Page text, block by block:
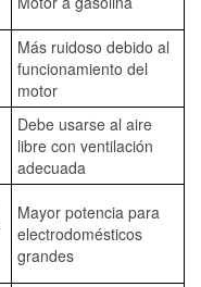
Más ruidoso debido al
funcionamiento del
motor
Debe usarse al aire
libre con ventilación
adecuada
Mayor potencia para
electrodomésticos
grandes